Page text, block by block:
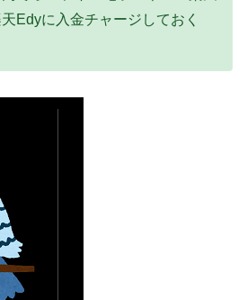
Edyに入金チャージしておく